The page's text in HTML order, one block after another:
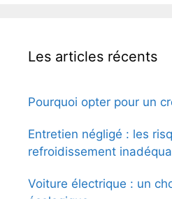
Les articles récents
Pourquoi opter pour un
Entretien négligé : les
refroidissement
Voiture électrique : un